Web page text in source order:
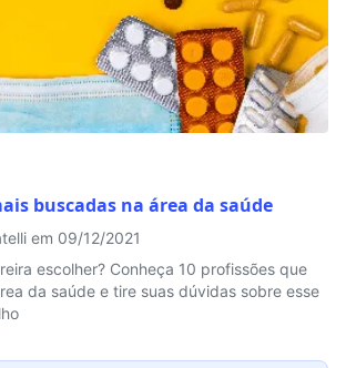
buscadas na área da saúde
em 09/12/2021
escolher? Conheça 10 profissões que
da saúde e tire suas dúvidas sobre esse